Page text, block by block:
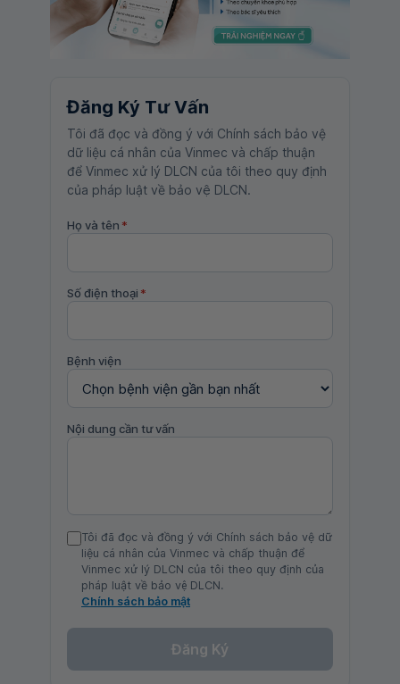
Đăng Ký Tư Vấn
Tôi đã đọc và đồng ý với Chính sách bảo vệ
dữ liệu cá nhân của Vinmec và chấp thuận
để Vinmec xử lý DLCN của tôi theo quy định
của pháp luật về bảo vệ DLCN.
Họ và tên *
Số điện thoại *
Bệnh viện
Nội dung cần tư vấn
Tôi đã đọc và đồng ý với Chính sách bảo vệ dữ
liệu cá nhân của Vinmec và chấp thuận để
Vinmec xử lý DLCN của tôi theo quy định của
pháp luật về bảo vệ DLCN.
Chính sách bảo mật
Đăng Ký